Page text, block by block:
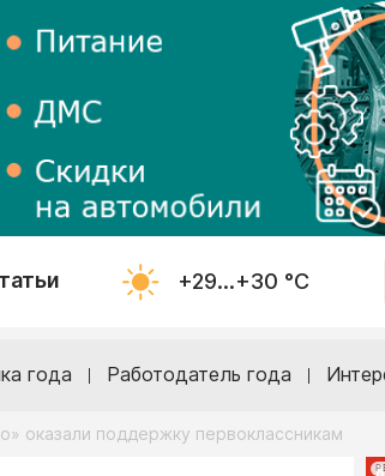
+29...+30 °С
года Работодатель года
оказали поддержку первоклассникам